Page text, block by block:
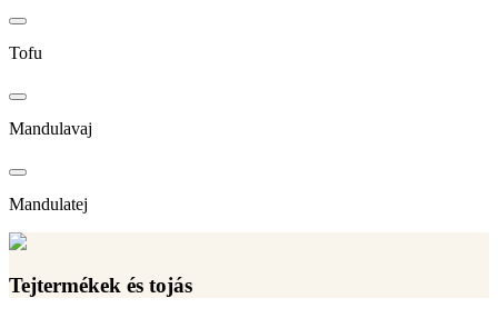
Tofu
Mandulavaj
Mandulatej
Tejtermékek és tojás